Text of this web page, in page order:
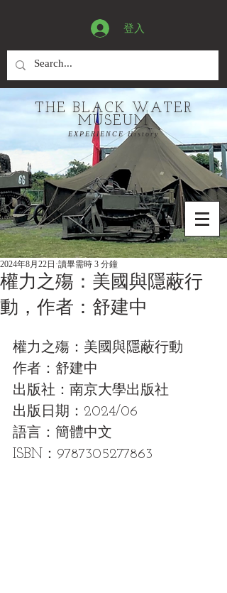
登入
THE BLACK WATER
MUSEUM
EXPERIENCE History
權力之殤：美國與隱蔽行
動，作者：舒建中
2024年8月22日 讀畢需時 3 分鐘
權力之殤：美國與隱蔽行動
作者：舒建中
出版社：南京大學出版社
出版日期：2024/06
語言：簡體中文
ISBN：9787305277863